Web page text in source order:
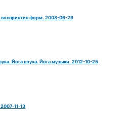
восприятия форм. 2008-06-29
Йога слуха. Йога музыки. 2012-10-25
11-13